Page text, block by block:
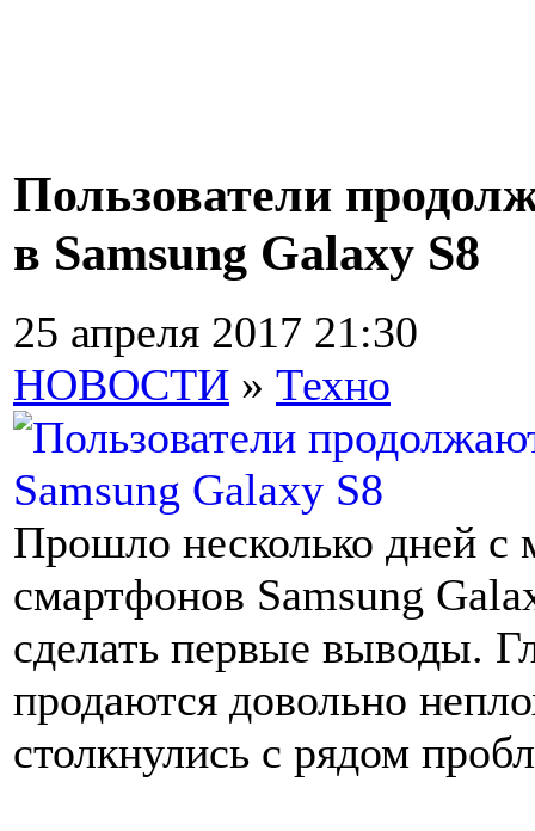
Пользователи
в Samsung Galaxy S8
25 апреля 2017 21:30
НОВОСТИ » Техно
Прошло несколько дней с
смартфонов Samsung
сделать первые выводы.
продаются довольно
столкнулись с рядом